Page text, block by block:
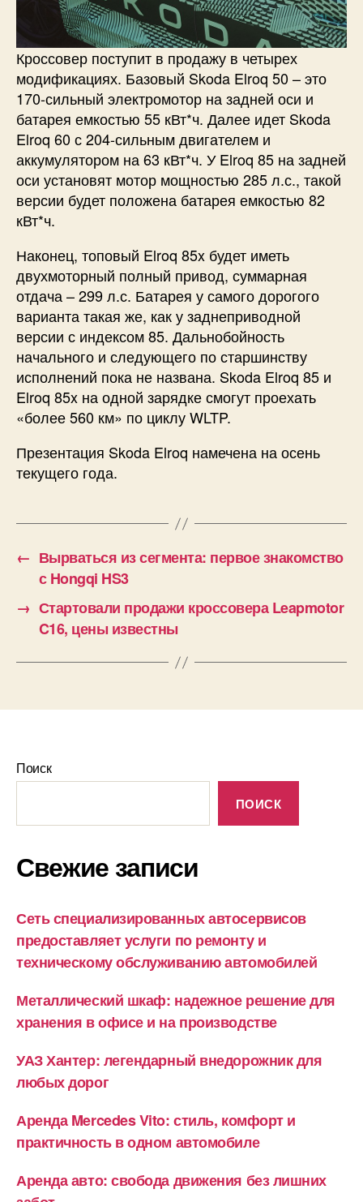
Кроссовер поступит в продажу в четырех
модификациях. Базовый Skoda Elroq 50 – это
170-сильный электромотор на задней оси и
батарея емкостью 55 кВт*ч. Далее идет Skoda
Elroq 60 с 204-сильным двигателем и
аккумулятором на 63 кВт*ч. У Elroq 85 на задней
оси установят мотор мощностью 285 л.с., такой
версии будет положена батарея емкостью 82
кВт*ч.
Наконец, топовый Elroq 85x будет иметь
двухмоторный полный привод, суммарная
отдача – 299 л.с. Батарея у самого дорогого
варианта такая же, как у заднеприводной
версии с индексом 85. Дальнобойность
начального и следующего по старшинству
исполнений пока не названа. Skoda Elroq 85 и
Elroq 85x на одной зарядке смогут проехать
«более 560 км» по циклу WLTP.
Презентация Skoda Elroq намечена на осень
текущего года.
← Вырваться из сегмента: первое знакомство
с Hongqi HS3
→ Стартовали продажи кроссовера Leapmotor
C16, цены известны
Поиск
ПОИСК
Свежие записи
Сеть специализированных автосервисов
предоставляет услуги по ремонту и
техническому обслуживанию автомобилей
Металлический шкаф: надежное решение для
хранения в офисе и на производстве
УАЗ Хантер: легендарный внедорожник для
любых дорог
Аренда Mercedes Vito: стиль, комфорт и
практичность в одном автомобиле
Аренда авто: свобода движения без лишних